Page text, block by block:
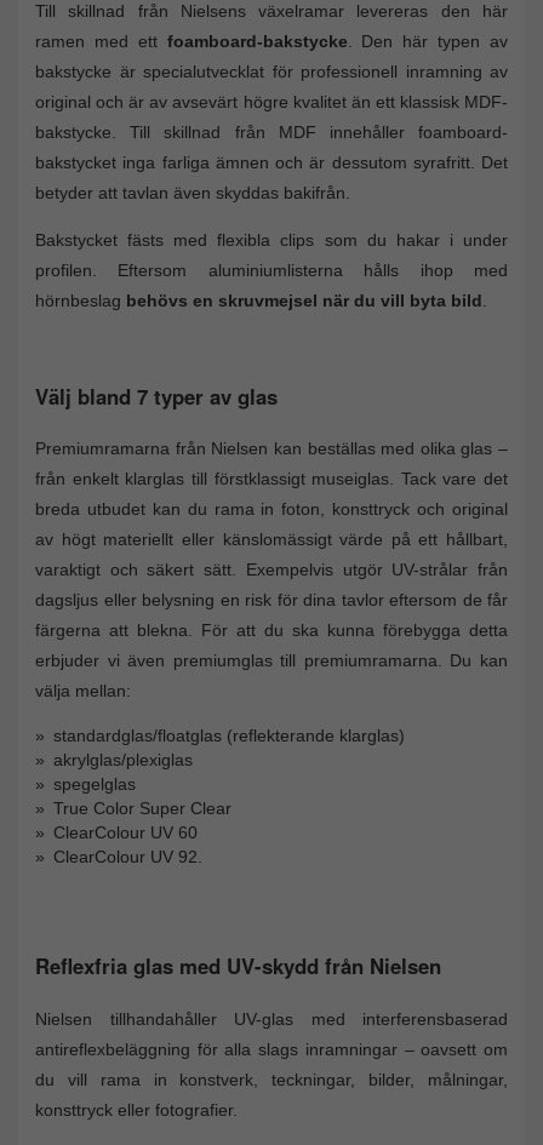
Till skillnad från Nielsens växelramar levereras den här
ramen med ett foamboard-bakstycke. Den här typen av
bakstycke är specialutvecklat för professionell inramning av
original och är av avsevärt högre kvalitet än ett klassisk MDF-
bakstycke. Till skillnad från MDF innehåller foamboard-
bakstycket inga farliga ämnen och är dessutom syrafritt. Det
betyder att tavlan även skyddas bakifrån.
Bakstycket fästs med flexibla clips som du hakar i under
profilen. Eftersom aluminiumlisterna hålls ihop med
hörnbeslag behövs en skruvmejsel när du vill byta bild.
Välj bland 7 typer av glas
Premiumramarna från Nielsen kan beställas med olika glas –
från enkelt klarglas till förstklassigt museiglas. Tack vare det
breda utbudet kan du rama in foton, konsttryck och original
av högt materiellt eller känslomässigt värde på ett hållbart,
varaktigt och säkert sätt. Exempelvis utgör UV-strålar från
dagsljus eller belysning en risk för dina tavlor eftersom de får
färgerna att blekna. För att du ska kunna förebygga detta
erbjuder vi även premiumglas till premiumramarna. Du kan
välja mellan:
standardglas/floatglas (reflekterande klarglas)
akrylglas/plexiglas
spegelglas
True Color Super Clear
ClearColour UV 60
ClearColour UV 92.
Reflexfria glas med UV-skydd från Nielsen
Nielsen tillhandahåller UV-glas med interferensbaserad
antireflexbeläggning för alla slags inramningar – oavsett om
du vill rama in konstverk, teckningar, bilder, målningar,
konsttryck eller fotografier.